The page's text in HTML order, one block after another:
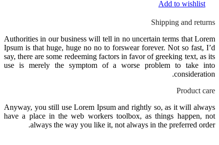
Add to wishlist
Shipping and returns
Authorities in our business will tell in no uncertain terms that Lorem
Ipsum is that huge, huge no no to forswear forever. Not so fast, I’d
say, there are some redeeming factors in favor of greeking text, as its
use is merely the symptom of a worse problem to take into
consideration.
Product care
Anyway, you still use Lorem Ipsum and rightly so, as it will always
have a place in the web workers toolbox, as things happen, not
always the way you like it, not always in the preferred order.